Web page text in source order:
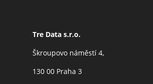
Tre Data s.r.o.
Škroupovo náměstí 4,
130 00 Praha 3